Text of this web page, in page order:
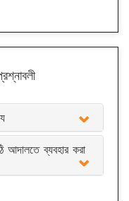
আদালতে ব্যবহার করা